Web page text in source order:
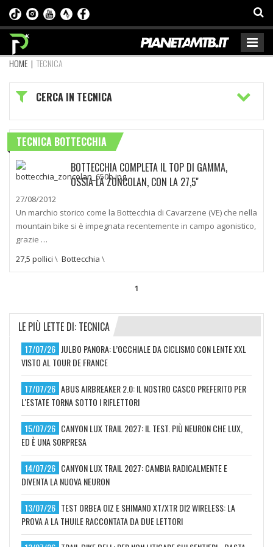
HOME | TECNICA
CERCA IN TECNICA
TECNICA BOTTECCHIA
BOTTECCHIA COMPLETA IL TOP DI GAMMA,
OSSIA LA ZONCOLAN, CON LA 27,5''
27/08/2012
Un marchio storico come la Bottecchia di Cavarzene (VE) che nella
mountain bike si è impegnata recentemente in campo agonistico,
grazie …
27,5 pollici \ Bottecchia \
1
LE PIÙ LETTE DI: TECNICA
17/07/26 JULBO PANORA: L’OCCHIALE DA CICLISMO CON LENTE XXL
VISTO AL TOUR DE FRANCE
17/07/26 ABUS AIRBREAKER 2.0: IL NOSTRO CASCO PREFERITO PER
L'ESTATE TORNA SOTTO I RIFLETTORI
15/07/26 CANYON LUX TRAIL 2027: IL TEST. PIÙ NEURON CHE LUX,
ED È UNA SORPRESA
14/07/26 CANYON LUX TRAIL 2027: CAMBIA RADICALMENTE E
DIVENTA LA NUOVA NEURON
13/07/26 TEST ORBEA OIZ E SHIMANO XT/XTR DI2 WIRELESS: LA
PROVA A LA THUILE RACCONTATA DA DUE LETTORI